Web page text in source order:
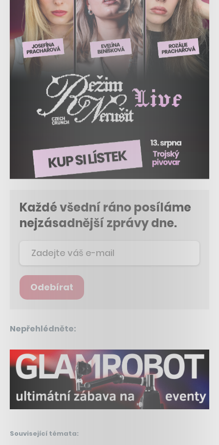
Každé všední ráno posíláme
nejzásadnější zprávy dne.
Odebírat
Nepřehlédněte:
Související témata: